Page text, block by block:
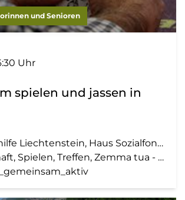
und Senioren
Uhr
spielen und jassen in
Haus Sozialfonds, St. Martinsring 73 in Eschen
Treffen, Zemma tua - Senioren gemeinsam aktiv